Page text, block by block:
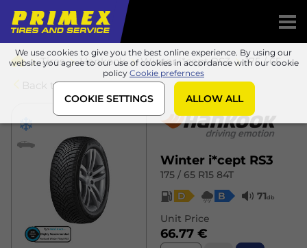
We use cookies to give you the best online experience. By using our
website you agree to our use of cookies in accordance with our cookie
policy Cookie prefernces
COOKIE SETTINGS ALLOW ALL
Tires Hankook Winter i*cept RS3
175 / 65 R15 84T
Back to list
Winter i*cept RS3
175 / 65 R15 84T
D
B 71db
Unit Price
66.77 €